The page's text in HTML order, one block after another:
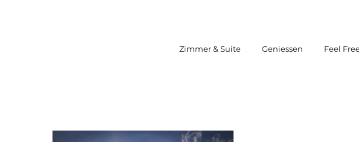
Zimmer & Suite
Geniessen Feel